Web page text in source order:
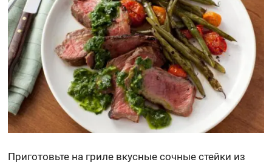
Приготовьте на гриле вкусные сочные стейки из